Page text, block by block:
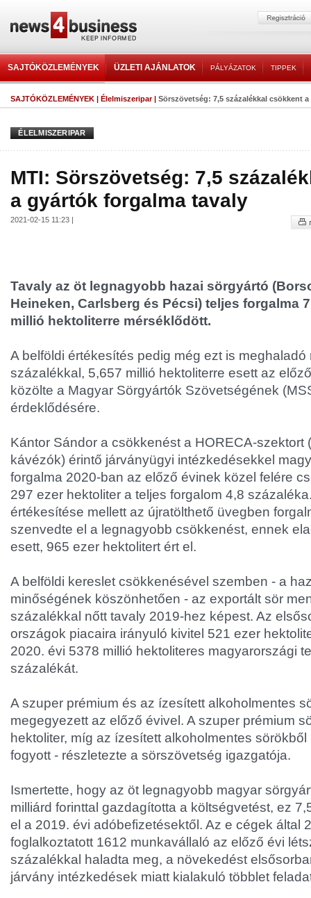
SAJTÓKÖZLEMÉNYEK ÜZLETI AJÁNLATOK PÁLYÁZATOK TIPPEK
SAJTÓKÖZLEMÉNYEK | Élelmiszeripar| Sörszövetség: 7,5 százalékkal csökkent
ÉLELMISZERIPAR
MTI: Sörszövetség: 7,5
a gyártók forgalma tavaly
2021-02-15 11:23 |
Tavaly az öt legnagyobb hazai sörgyártó
Heineken, Carlsberg és Pécsi) teljes forgalma
millió hektoliterre mérséklődött.
A belföldi értékesítés pedig még ezt is meghaladó
százalékkal, 5,657 millió hektoliterre esett az
közölte a Magyar Sörgyártók Szövetségének
érdeklődésére.
Kántor Sándor a csökkenést a HORECA-szektort
kávézók) érintő járványügyi intézkedésekkel
forgalma 2020-ban az előző évinek közel felére
297 ezer hektoliter a teljes forgalom 4,8
értékesítése mellett az újratölthető üvegben
szenvedte el a legnagyobb csökkenést, ennek
esett, 965 ezer hektolitert ért el.
A belföldi kereslet csökkenésével szemben - a
minőségének köszönhetően - az exportált sör
százalékkal nőtt tavaly 2019-hez képest. Az
országok piacaira irányuló kivitel 521 ezer
2020. évi 5378 millió hektoliteres magyarországi
százalékát.
A szuper prémium és az ízesített alkoholmentes
megegyezett az előző évivel. A szuper prémium
hektoliter, míg az ízesített alkoholmentes
fogyott - részletezte a sörszövetség igazgatója.
Ismertette, hogy az öt legnagyobb magyar
milliárd forinttal gazdagította a költségvetést, ez
el a 2019. évi adóbefizetésektől. Az e cégek által
foglalkoztatott 1612 munkavállaló az előző évi
százalékkal haladta meg, a növekedést
járvány intézkedések miatt kialakuló többlet